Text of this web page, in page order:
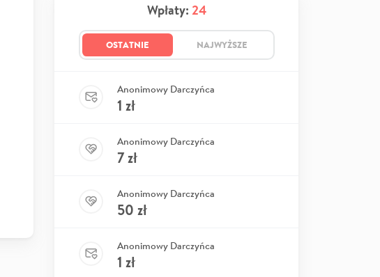
Wpłaty: 24
OSTATNIE NAJWYŻSZE
Anonimowy Darczyńca
1 zł
Anonimowy Darczyńca
7zł
Anonimowy Darczyńca
50 zł
Anonimowy Darczyńca
1 zł